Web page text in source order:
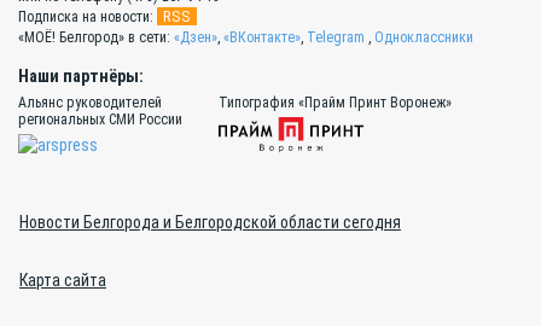
Подписка на новости:
RSS
«МОЁ! Белгород» в сети: «Дзен», «ВКонтакте», Telegram , Одноклассники
Наши партнёры:
Альянс руководителей
региональных СМИ России
Типография «Прайм Принт Воронеж»
Новости Белгорода и Белгородской области сегодня
Карта сайта